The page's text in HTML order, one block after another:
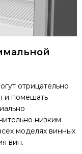
отрицательно
и помешать
низким
моделях винных
вин.